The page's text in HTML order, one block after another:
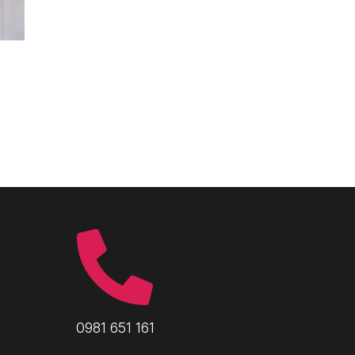

0981 651 161